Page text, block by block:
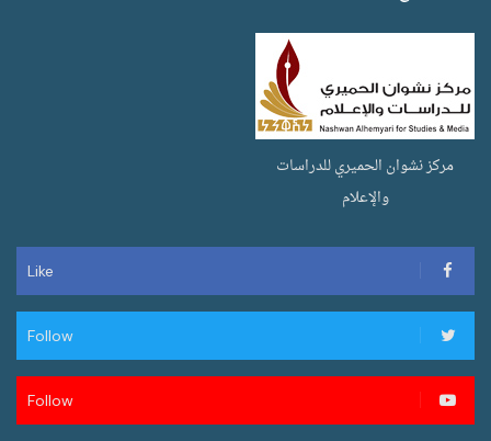
مركز نشوان الحميري للدراسات
والإعلام
Like
Follow
Follow